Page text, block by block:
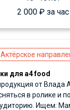
2 000 ₽ за час
Актёрское
для a4 food
от Влада
в ролике и
Ищем: